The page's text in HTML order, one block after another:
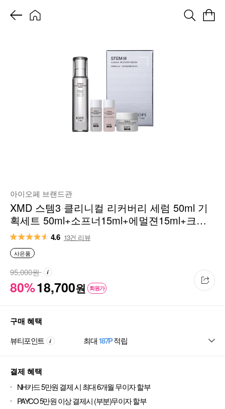
아이오페 브랜드관
XMD 스템3 클리니컬 리커버리 세럼 50ml 기
획세트 50ml+소프너15ml+에멀젼15ml+크림
15ml
4.6 13건 리뷰
사은품
80%18,700원 회원가
95,000원
구매 혜택
뷰티포인트 최대187P적립
결제 혜택
NH카드 5만원 결제 시 최대 6개월 무이자 할부
PAYCO 5만원 이상 결제시 (부분)무이자 할부